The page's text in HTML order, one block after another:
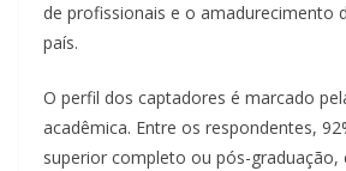
de profissionais e o amadurecimento
país.
O perfil dos captadores é marcado
acadêmica. Entre os respondentes,
superior completo ou pós-